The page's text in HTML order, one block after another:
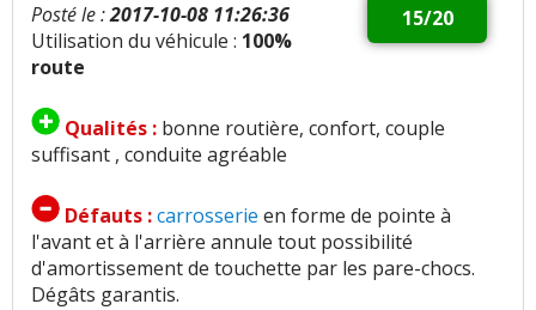
15/20
Posté le :2017-10-08 11:26:36
Utilisation du véhicule : 100%
route
Qualités : bonne routière, confort, couple
suffisant , conduite agréable
Défauts :carrosserie en forme de pointe à
l'avant et à l'arrière annule tout possibilité
d'amortissement de touchette par les pare-chocs.
Dégâts garantis.